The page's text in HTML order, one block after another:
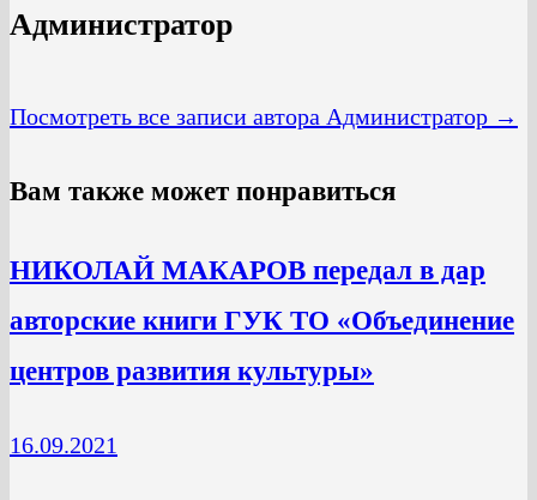
Администратор
Посмотреть все записи автора Администратор →
Вам также может понравиться
НИКОЛАЙ МАКАРОВ передал в дар
авторские книги ГУК ТО «Объединение
центров развития культуры»
16.09.2021